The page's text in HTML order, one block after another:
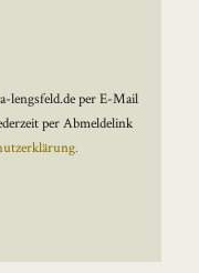
lengsfeld.de per E-Mail
per Abmeldelink